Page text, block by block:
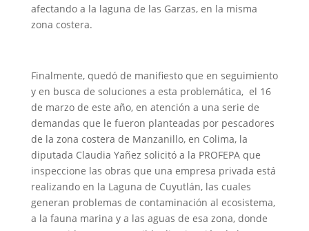
afectando a la laguna de las Garzas, en la misma
zona costera.
Finalmente, quedó de manifiesto que en seguimiento
y en busca de soluciones a esta problemática, el 16
de marzo de este año, en atención a una serie de
demandas que le fueron planteadas por pescadores
de la zona costera de Manzanillo, en Colima, la
diputada Claudia Yañez solicitó a la PROFEPA que
inspeccione las obras que una empresa privada está
realizando en la Laguna de Cuyutlán, las cuales
generan problemas de contaminación al ecosistema,
a la fauna marina y a las aguas de esa zona, donde